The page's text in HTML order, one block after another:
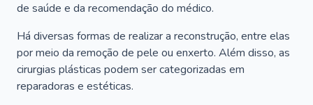
de saúde e da recomendação do médico.
Há diversas formas de realizar a reconstrução, entre elas
por meio da remoção de pele ou enxerto. Além disso, as
cirurgias plásticas podem ser categorizadas em
reparadoras e estéticas.